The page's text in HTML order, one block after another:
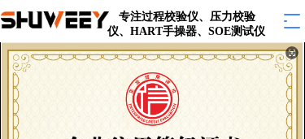
T
g
g
l
e
n
a
专注过程校验仪、压力校验